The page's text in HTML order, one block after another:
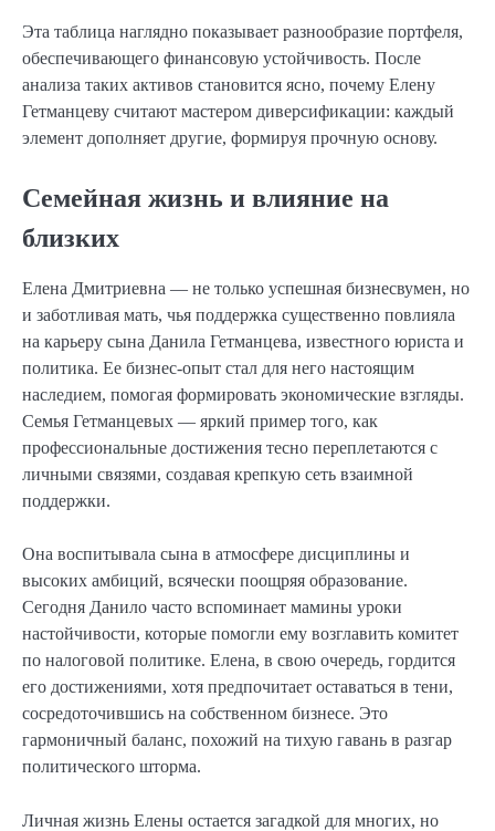
Эта таблица наглядно показывает разнообразие портфеля,
обеспечивающего финансовую устойчивость. После
анализа таких активов становится ясно, почему Елену
Гетманцеву считают мастером диверсификации: каждый
элемент дополняет другие, формируя прочную основу.
Семейная жизнь и влияние на
близких
Елена Дмитриевна — не только успешная бизнесвумен, но
и заботливая мать, чья поддержка существенно повлияла
на карьеру сына Данила Гетманцева, известного юриста и
политика. Ее бизнес-опыт стал для него настоящим
наследием, помогая формировать экономические взгляды.
Семья Гетманцевых — яркий пример того, как
профессиональные достижения тесно переплетаются с
личными связями, создавая крепкую сеть взаимной
поддержки.
Она воспитывала сына в атмосфере дисциплины и
высоких амбиций, всячески поощряя образование.
Сегодня Данило часто вспоминает мамины уроки
настойчивости, которые помогли ему возглавить комитет
по налоговой политике. Елена, в свою очередь, гордится
его достижениями, хотя предпочитает оставаться в тени,
сосредоточившись на собственном бизнесе. Это
гармоничный баланс, похожий на тихую гавань в разгар
политического шторма.
Личная жизнь Елены остается загадкой для многих, но